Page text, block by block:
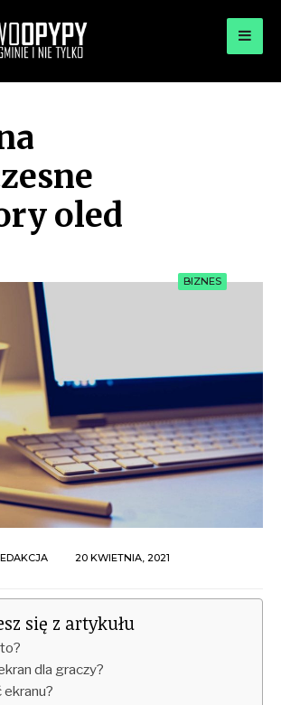
oled
BIZNES
20 KWIETNIA, 2021
się z artykułu
dla graczy?
ekranu?